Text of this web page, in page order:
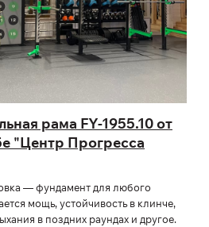
рама FY-1955.10 от
"Центр Прогресса
— фундамент для любого
мощь, устойчивость в клинче,
в поздних раундах и другое.